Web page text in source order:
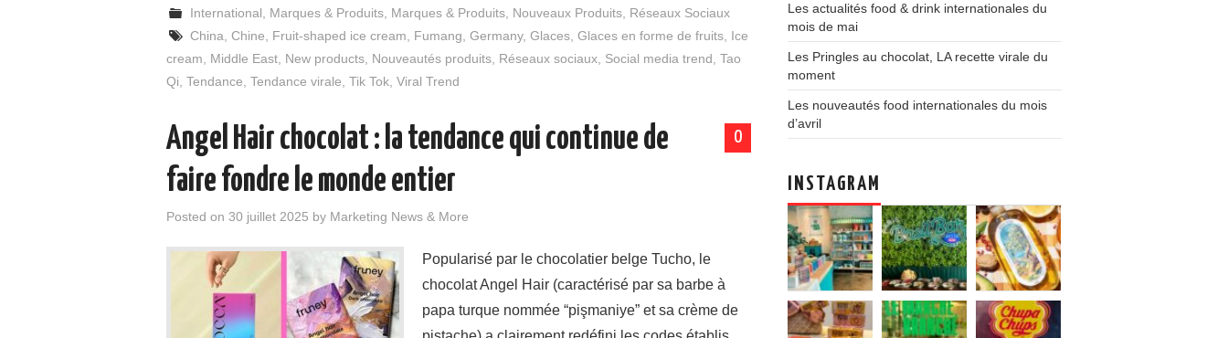
International Marques & Produits Marques & Produits Nouveaux Produits Réseaux Sociaux
China ,Chine Fruit-shaped ice cream Fumang ,Germany,Glaces ,Glaces en forme de fruits Ice
cream
Middle East New products Nouveautés produits Réseaux sociaux Social media trend Tao
Qi Tendance Tendance virale Tik Tok Viral Trend
0
Angel Hair chocolat : la tendance qui continue de
faire fondre le monde entier
Posted on 30 juillet 2025 by Marketing News & More
Popularisé par le chocolatier belge Tucho, le
chocolat Angel Hair (caractérisé par sa barbe à
papa turque nommée “pişmaniye” et sa crème de
Les actualités food & drink internationales du
mois de mai
Les Pringles au chocolat, LA recette virale du
moment
Les nouveautés food internationales du mois
d’avril
INSTAGRAM